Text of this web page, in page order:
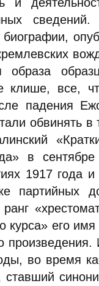
клише, все,
падения
обвинять
в
1917 года
партийных
курса» его
произведения.
во время